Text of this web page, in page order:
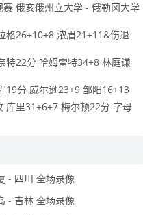
俄亥俄州立大学 - 俄勒冈大学
格26+10+8 浓眉21+11&伤退
特22分 哈姆雷特34+8 林庭谦
19分 威尔逊23+9 邹阳16+13
库里31+6+7 梅尔顿22分 字母
- 四川 全场录像
- 吉林 全场录像